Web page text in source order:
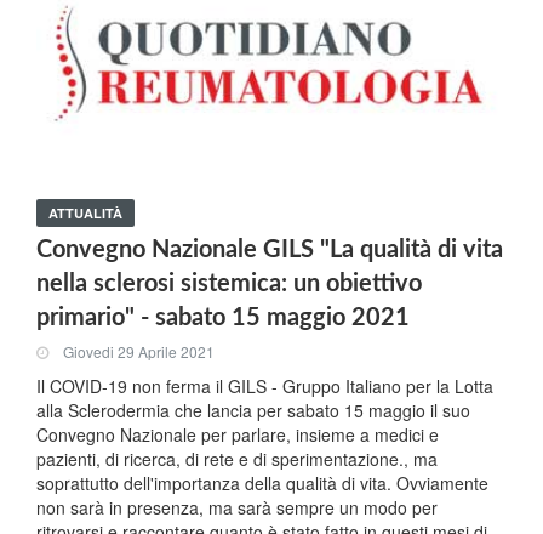
ATTUALITÀ
Convegno Nazionale GILS "La qualità di vita
nella sclerosi sistemica: un obiettivo
primario" - sabato 15 maggio 2021
Giovedi 29 Aprile 2021
Il COVID-19 non ferma il GILS - Gruppo Italiano per la Lotta
alla Sclerodermia che lancia per sabato 15 maggio il suo
Convegno Nazionale per parlare, insieme a medici e
pazienti, di ricerca, di rete e di sperimentazione., ma
soprattutto dell'importanza della qualità di vita. Ovviamente
non sarà in presenza, ma sarà sempre un modo per